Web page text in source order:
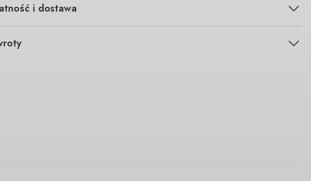
i dostawa